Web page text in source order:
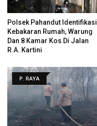
Polsek Pahandut Identifikasi
Kebakaran Rumah, Warung
Dan 8 Kamar Kos Di Jalan
R.A. Kartini
P. RAYA